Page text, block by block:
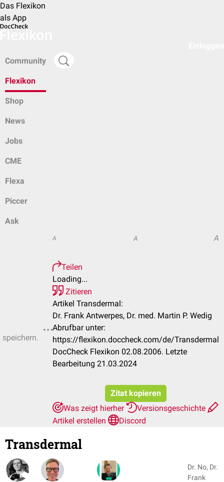
Das Flexikon
als App
Community
Flexikon
Shop
News
Jobs
CME
Flexa
Piccer
Ask
A A A
Teilen
Loading...
Zitieren
Artikel Transdermal:
Dr. Frank Antwerpes, Dr. med. Martin P. Wedig
Abrufbar unter:
https://flexikon.doccheck.com/de/Transdermal
DocCheck Flexikon 02.08.2006. Letzte
Bearbeitung 21.03.2024
Zitat kopieren
Was zeigt hierher
Versionsgeschichte
Artikel erstellen
Discord
Transdermal
Dr. No, Dr.
Frank